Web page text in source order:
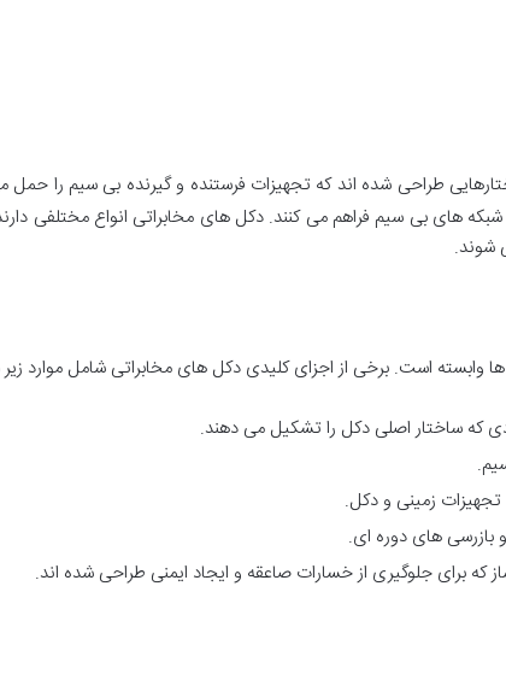
طراحی شده اند که تجهیزات فرستنده و گیرنده بی سیم را حمل
شبکه های بی سیم فراهم می کنند. دکل های مخابراتی انواع مختلفی
شوند.
وابسته است. برخی از اجزای کلیدی دکل های مخابراتی شامل موارد
که ساختار اصلی دکل را تشکیل می دهند.
تجهیزات زمینی و دکل.
بازرسی های دوره ای.
که برای جلوگیری از خسارات صاعقه و ایجاد ایمنی طراحی شده اند.